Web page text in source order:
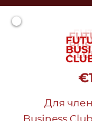
Для
Business